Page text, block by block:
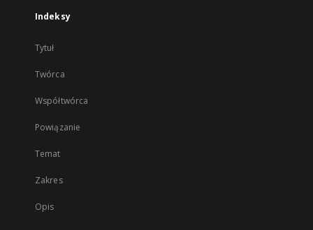
Indeksy
Tytuł
Twórca
Współtwórca
Powiązanie
Temat
Zakres
Opis